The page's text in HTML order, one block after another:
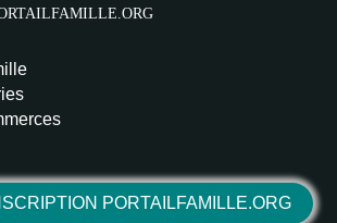
PORTAILFAMILLE.ORG